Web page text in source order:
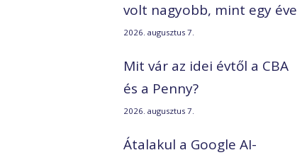
volt nagyobb, mint egy éve
2026. augusztus 7.
Mit vár az idei évtől a CBA
és a Penny?
2026. augusztus 7.
Átalakul a Google AI-